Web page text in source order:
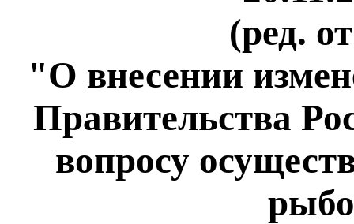
(ред.
"О внесении
Правительства
вопросу